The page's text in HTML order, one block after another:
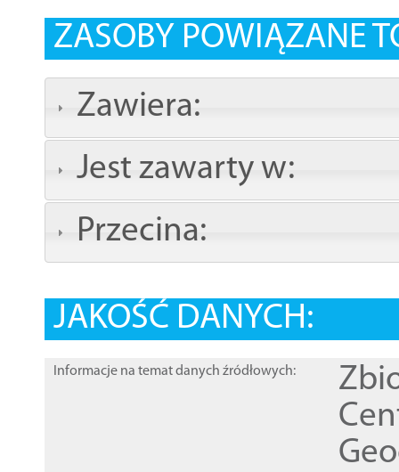
ZASOBY POWIĄZANE
Zawiera:
Jest zawarty w:
Przecina:
JAKOŚĆ DANYCH:
Informacje na temat danych źródłowych: